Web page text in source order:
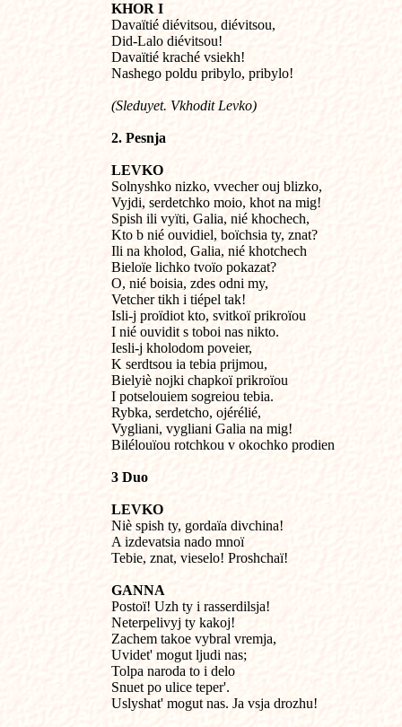
KHOR I
Davaïtié diévitsou, diévitsou,
Did-Lalo diévitsou!
Davaïtié kraché vsiekh!
Nashego poldu pribylo, pribylo!
(Sleduyet. Vkhodit Levko)
2. Pesnja
LEVKO
Solnyshko nizko, vvecher ouj blizko,
Vyjdi, serdetchko moio, khot na mig!
Spish ili vyïti, Galia, nié khochech,
Kto b nié ouvidiel, boïchsia ty, znat?
Ili na kholod, Galia, nié khotchech
Bieloïe lichko tvoïo pokazat?
O, nié boisia, zdes odni my,
Vetcher tikh i tiépel tak!
Isli-j proïdiot kto, svitkoï prikroïou
I nié ouvidit s toboi nas nikto.
Iesli-j kholodom poveier,
K serdtsou ia tebia prijmou,
Bielyiè nojki chapkoï prikroïou
I potselouiem sogreiou tebia.
Rybka, serdetcho, ojérélié,
Vygliani, vygliani Galia na mig!
Bilélouïou rotchkou v okochko prodien
3 Duo
LEVKO
Niè spish ty, gordaïa divchina!
A izdevatsia nado mnoï
Tebie, znat, vieselo! Proshchaï!
GANNA
Postoï! Uzh ty i rasserdilsja!
Neterpelivyj ty kakoj!
Zachem takoe vybral vremja,
Uvidet' mogut ljudi nas;
Tolpa naroda to i delo
Snuet po ulice teper'.
Uslyshat' mogut nas. Ja vsja drozhu!